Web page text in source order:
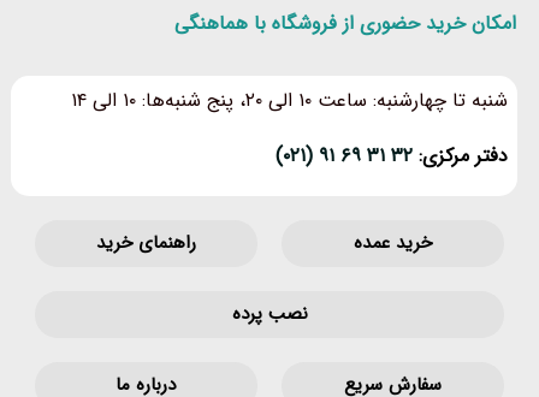
امکان خرید حضوری از فروشگاه با هماهنگی
شنبه تا چهارشنبه: ساعت ۱۰ الی ۲۰، پنج شنبه‌ها: ۱۰ الی ۱۴
دفتر مرکزی: ۳۲ ۳۱ ۶۹ ۹۱ (۰۲۱)
خرید عمده راهنمای خرید
نصب پرده
سفارش سریع درباره ما